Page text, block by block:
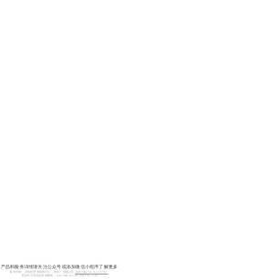
产品和服务详情请关注公众号或添加微信小程序了解更多
版权所有：发现时空国际旅行社（北京）有限公司
京ICP备15031122号-1
违法和不良信息举报邮箱：
customerservicefx@fxtrip.com